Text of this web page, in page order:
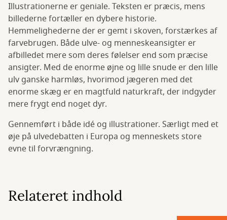
Illustrationerne er geniale. Teksten er præcis, mens
billederne fortæller en dybere historie.
Hemmelighederne der er gemt i skoven, forstærkes af
farvebrugen. Både ulve- og menneskeansigter er
afbilledet mere som deres følelser end som præcise
ansigter. Med de enorme øjne og lille snude er den lille
ulv ganske harmløs, hvorimod jægeren med det
enorme skæg er en magtfuld naturkraft, der indgyder
mere frygt end noget dyr.
Gennemført i både idé og illustrationer. Særligt med et
øje på ulvedebatten i Europa og menneskets store
evne til forvrængning.
Relateret indhold